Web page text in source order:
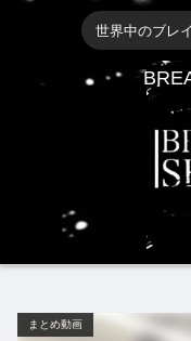
世界中のブレ
まとめ動画